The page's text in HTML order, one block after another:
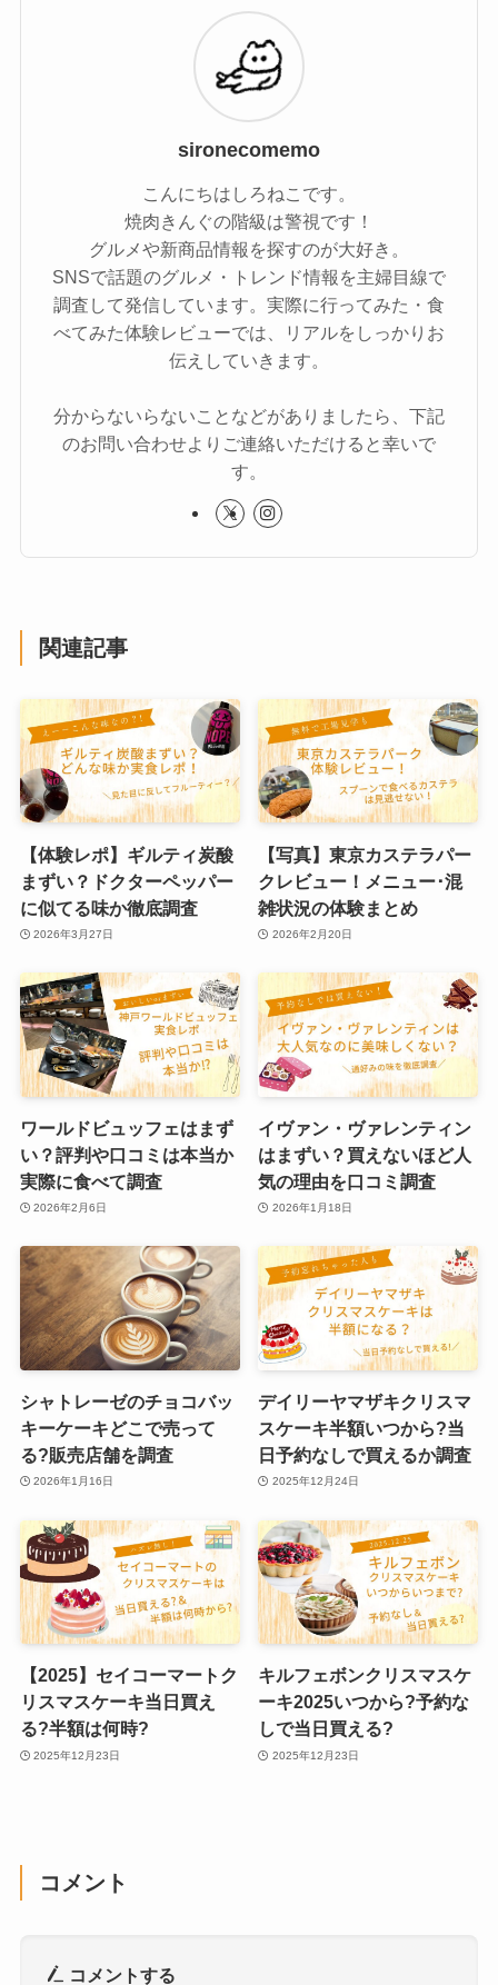
sironecomemo
こんにちはしろねこです。
焼肉きんぐの階級は警視です！
グルメや新商品情報を探すのが大好き。
SNSで話題のグルメ・トレンド情報を主婦目線で
調査して発信しています。実際に行ってみた・食
べてみた体験レビューでは、リアルをしっかりお
伝えしていきます。
分からないらないことなどがありましたら、下記
のお問い合わせよりご連絡いただけると幸いで
す。
関連記事
【体験レポ】ギルティ炭酸
まずい？ドクターペッパー
に似てる味か徹底調査
2026年3月27日
【写真】東京カステラパー
クレビュー！メニュー･混
雑状況の体験まとめ
2026年2月20日
ワールドビュッフェはまず
い？評判や口コミは本当か
実際に食べて調査
2026年2月6日
イヴァン・ヴァレンティン
はまずい？買えないほど人
気の理由を口コミ調査
2026年1月18日
シャトレーゼのチョコバッ
キーケーキどこで売って
る?販売店舗を調査
2026年1月16日
デイリーヤマザキクリスマ
スケーキ半額いつから?当
日予約なしで買えるか調査
2025年12月24日
【2025】セイコーマートク
リスマスケーキ当日買え
る?半額は何時?
2025年12月23日
キルフェボンクリスマスケ
ーキ2025いつから?予約な
しで当日買える?
2025年12月23日
コメント
コメントする